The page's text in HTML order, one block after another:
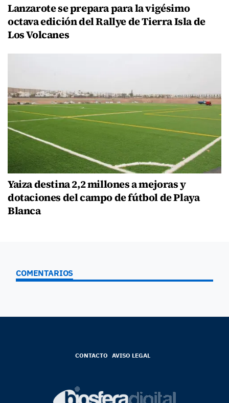
Lanzarote se prepara para la vigésimo
octava edición del Rallye de Tierra Isla de
Los Volcanes
Yaiza destina 2,2 millones a mejoras y
dotaciones del campo de fútbol de Playa
Blanca
COMENTARIOS
CONTACTO AVISO LEGAL